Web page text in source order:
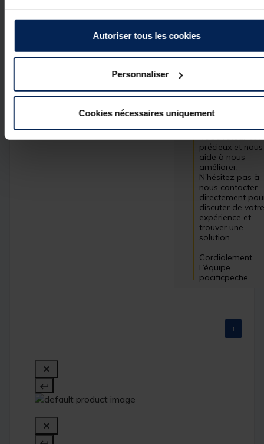
Autoriser tous les cookies
Personnaliser
Cookies nécessaires uniquement
sincèrement
d'apprendre
que vous avez
problèmes lors
de son
Votre retour est
précieux et nous
aide à nous
améliorer.
N'hésitez pas à
nous contacter
directement
discuter de
expérience et
trouver une
solution.
Cordialement.
L’équipe
pacificpeche
1